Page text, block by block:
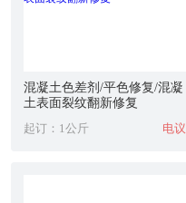
混凝土色差剂/平色修复/混凝
土表面裂纹翻新修复
起订：1公斤 电议